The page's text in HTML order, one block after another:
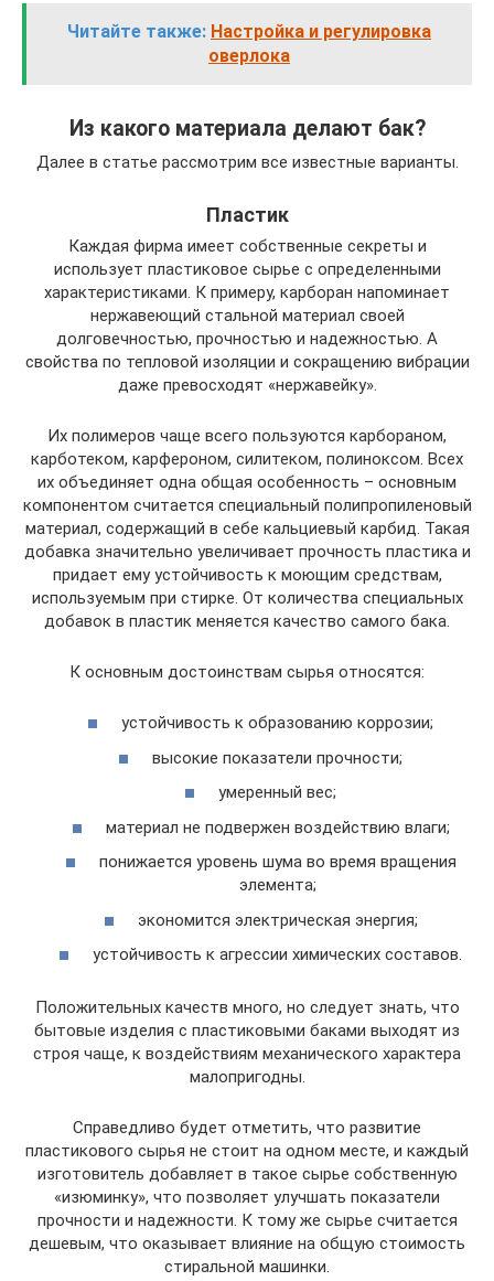
Читайте также: Настройка и регулировка
оверлока
Из какого материала делают бак?
Далее в статье рассмотрим все известные варианты.
Пластик
Каждая фирма имеет собственные секреты и
использует пластиковое сырье с определенными
характеристиками. К примеру, карборан напоминает
нержавеющий стальной материал своей
долговечностью, прочностью и надежностью. А
свойства по тепловой изоляции и сокращению вибрации
даже превосходят «нержавейку».
Их полимеров чаще всего пользуются карбораном,
карботеком, карфероном, силитеком, полиноксом. Всех
их объединяет одна общая особенность – основным
компонентом считается специальный полипропиленовый
материал, содержащий в себе кальциевый карбид. Такая
добавка значительно увеличивает прочность пластика и
придает ему устойчивость к моющим средствам,
используемым при стирке. От количества специальных
добавок в пластик меняется качество самого бака.
К основным достоинствам сырья относятся:
устойчивость к образованию коррозии;
высокие показатели прочности;
умеренный вес;
материал не подвержен воздействию влаги;
понижается уровень шума во время вращения
элемента;
экономится электрическая энергия;
устойчивость к агрессии химических составов.
Положительных качеств много, но следует знать, что
бытовые изделия с пластиковыми баками выходят из
строя чаще, к воздействиям механического характера
малопригодны.
Справедливо будет отметить, что развитие
пластикового сырья не стоит на одном месте, и каждый
изготовитель добавляет в такое сырье собственную
«изюминку», что позволяет улучшать показатели
прочности и надежности. К тому же сырье считается
дешевым, что оказывает влияние на общую стоимость
стиральной машинки.